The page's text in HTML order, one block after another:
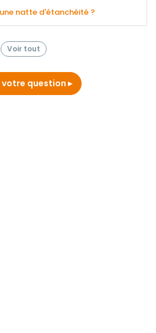
natte d'étanchéité ?
Voir tout
votre question